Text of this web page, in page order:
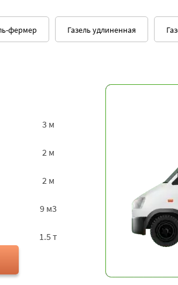
Газель удлиненная
фермер
3 м
2 м
2 м
9 м3
1.5 т